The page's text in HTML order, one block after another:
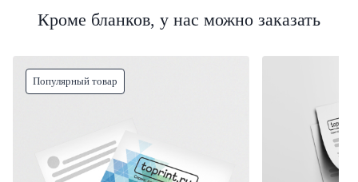
Кроме бланков, у нас можно заказать
Популярный товар